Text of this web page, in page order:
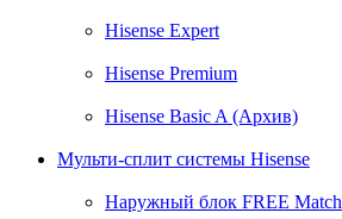
Hisense Expert
Hisense Premium
Hisense Basic A (Архив)
Мульти-сплит системы Hisense
Наружный блок FREE Match